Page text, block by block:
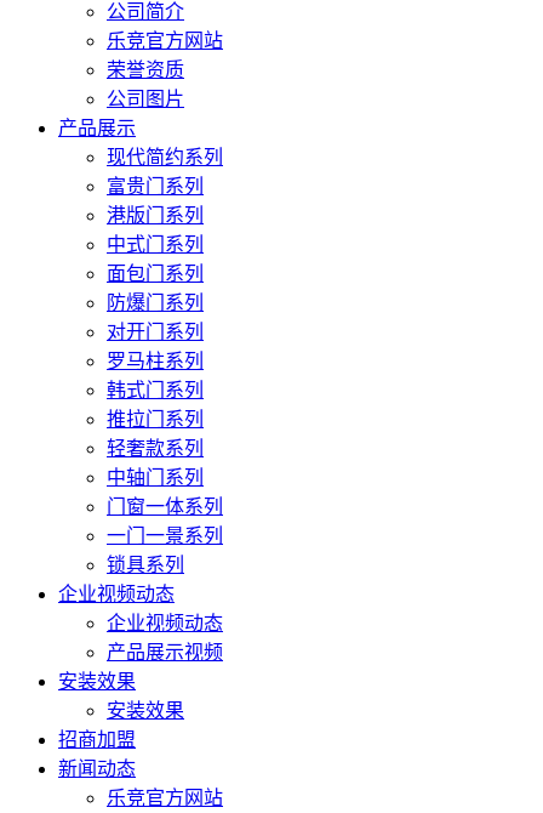
公司简介
乐竞官方网站
荣誉资质
公司图片
产品展示
现代简约系列
富贵门系列
港版门系列
中式门系列
面包门系列
防爆门系列
对开门系列
罗马柱系列
韩式门系列
推拉门系列
轻奢款系列
中轴门系列
门窗一体系列
一门一景系列
锁具系列
企业视频动态
企业视频动态
产品展示视频
安装效果
安装效果
招商加盟
新闻动态
乐竞官方网站